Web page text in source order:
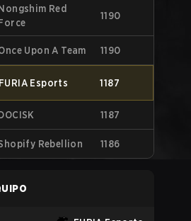
Red
1190
Upon A Team 1190
FURIA Esports 1187
1187
Rebellion 1186